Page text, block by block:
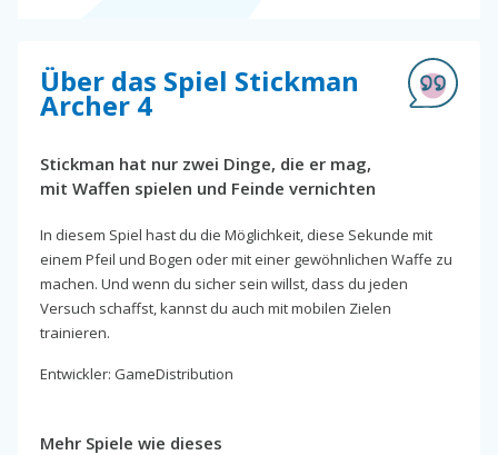
Über das Spiel Stickman
Archer 4
Stickman hat nur zwei Dinge, die er mag,
mit Waffen spielen und Feinde vernichten
In diesem Spiel hast du die Möglichkeit, diese Sekunde mit
einem Pfeil und Bogen oder mit einer gewöhnlichen Waffe zu
machen. Und wenn du sicher sein willst, dass du jeden
Versuch schaffst, kannst du auch mit mobilen Zielen
trainieren.
Entwickler: GameDistribution
Mehr Spiele wie dieses